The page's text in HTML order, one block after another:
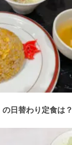
日替わり定食は？